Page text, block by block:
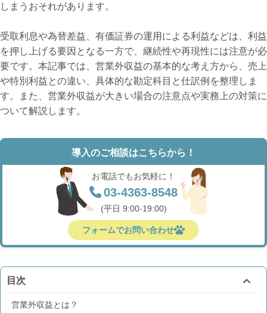
しまうおそれがあります。
受取利息や為替差益、有価証券の運用による利益などは、利益
を押し上げる要因となる一方で、継続性や再現性には注意が必
要です。本記事では、営業外収益の基本的な考え方から、売上
や特別利益との違い、具体的な勘定科目と仕訳例を整理しま
す。また、営業外収益が大きい場合の注意点や実務上の対策に
ついて解説します。
導入のご相談はこちらから！
お電話でもお気軽に！
03-4363-8548
(平日 9:00-19:00)
フォームでお問い合わせ
目次
営業外収益とは？